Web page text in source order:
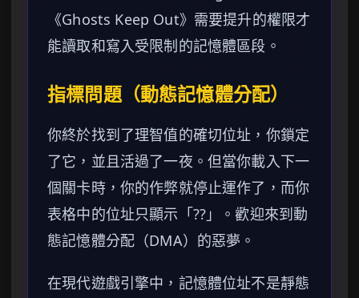
《Ghosts Keep Out》需要提升的權限才
能讀取和寫入受限制的記憶體區段。
指標問題（動態記憶體分配）
你終於找到了理智值的確切位址，你鎖定
了它，並且活過了一夜。但當你載入下一
個關卡時，你的作弊就停止運作了，而你
表格中的位址只顯示「??」。歡迎來到動
態記憶體分配（DMA）的惡夢。
在現代遊戲引擎中，記憶體位址不是靜態